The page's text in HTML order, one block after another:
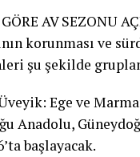
AV SEZONU
korunması ve
şu şekilde
Ege ve
Anadolu,
başlayacak.